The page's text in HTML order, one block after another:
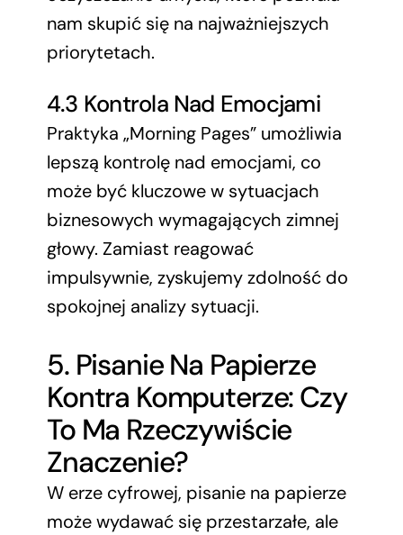
nam skupić się na najważniejszych
priorytetach.
4.3 Kontrola Nad Emocjami
Praktyka „Morning Pages” umożliwia
lepszą kontrolę nad emocjami, co
może być kluczowe w sytuacjach
biznesowych wymagających zimnej
głowy. Zamiast reagować
impulsywnie, zyskujemy zdolność do
spokojnej analizy sytuacji.
5. Pisanie Na Papierze
Kontra Komputerze: Czy
To Ma Rzeczywiście
Znaczenie?
W erze cyfrowej, pisanie na papierze
może wydawać się przestarzałe, ale